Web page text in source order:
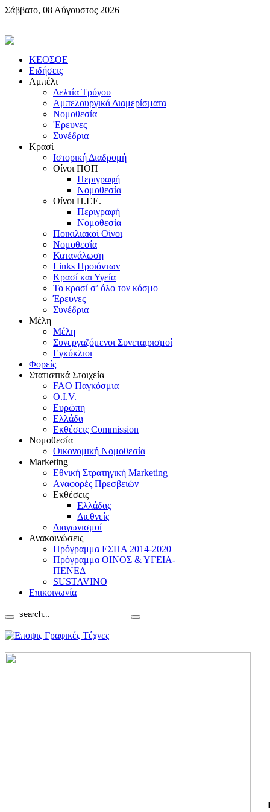
Σάββατο, 08 Αύγουστος 2026
KEOΣOE
Ειδήσεις
Αμπέλι
Δελτία Τρύγου
Αμπελουργικά Διαμερίσματα
Nομοθεσία
'Eρευνες
Συνέδρια
Κρασί
Iστορική Διαδρομή
Oίνοι ΠOΠ
Περιγραφή
Nομοθεσία
Oίνοι Π.Γ.E.
Περιγραφή
Νομοθεσία
Ποικιλιακοί Oίνοι
Nομοθεσία
Κατανάλωση
Links Προιόντων
Κρασί και Υγεία
To κρασί σ’ όλο τον κόσμο
Έρευνες
Συνέδρια
Μέλη
Mέλη
Συνεργαζόμενοι Συνεταιρισμοί
Εγκύκλιοι
Φορείς
Στατιστικά Στοιχεία
FAO Παγκόσμια
O.I.V.
Ευρώπη
Ελλάδα
Eκθέσεις Commission
Νομοθεσία
Οικονομική Νομοθεσία
Marketing
Eθνική Στρατηγική Marketing
Aναφορές Πρεσβειών
Eκθέσεις
Eλλάδας
Διεθνείς
Διαγωνισμοί
Ανακοινώσεις
Πρόγραμμα ΕΣΠΑ 2014-2020
Πρόγραμμα ΟΙΝΟΣ & ΥΓΕΙΑ-
ΠΕΝΕΔ
SUSTAVINO
Επικοινωνία